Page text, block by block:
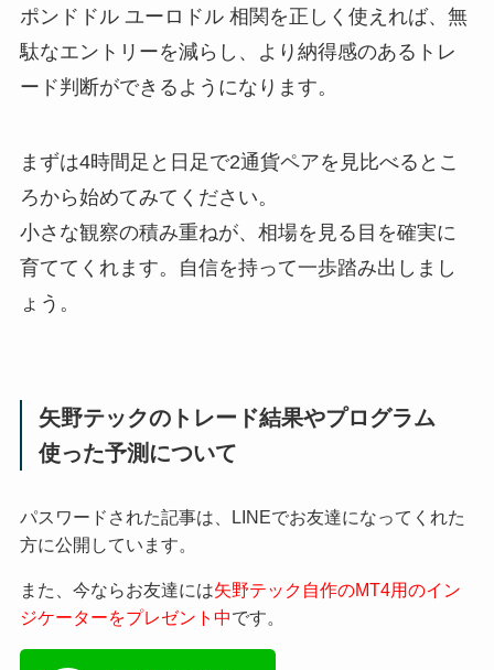
ポンドドル ユーロドル 相関を正しく使えれば、無
駄なエントリーを減らし、より納得感のあるトレ
ード判断ができるようになります。
まずは4時間足と日足で2通貨ペアを見比べるとこ
ろから始めてみてください。
小さな観察の積み重ねが、相場を見る目を確実に
育ててくれます。自信を持って一歩踏み出しまし
ょう。
矢野テックのトレード結果やプログラム
使った予測について
パスワードされた記事は、LINEでお友達になってくれた
方に公開しています。
また、今ならお友達には矢野テック自作のMT4用のイン
ジケーターをプレゼント中です。